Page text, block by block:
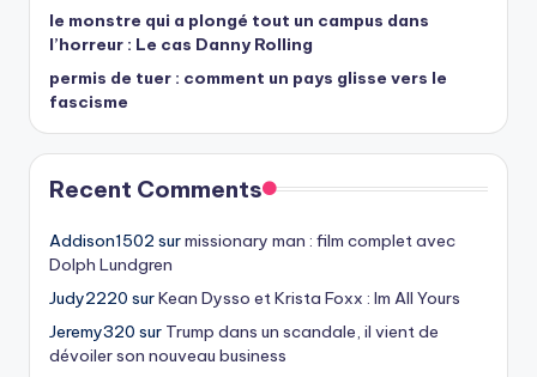
le monstre qui a plongé tout un campus dans
l’horreur : Le cas Danny Rolling
permis de tuer : comment un pays glisse vers le
fascisme
Recent Comments
Addison1502 surmissionary man : film complet avec
Dolph Lundgren
Judy2220 surKean Dysso et Krista Foxx : Im All Yours
Jeremy320 sur Trump dans un scandale, il vient de
dévoiler son nouveau business